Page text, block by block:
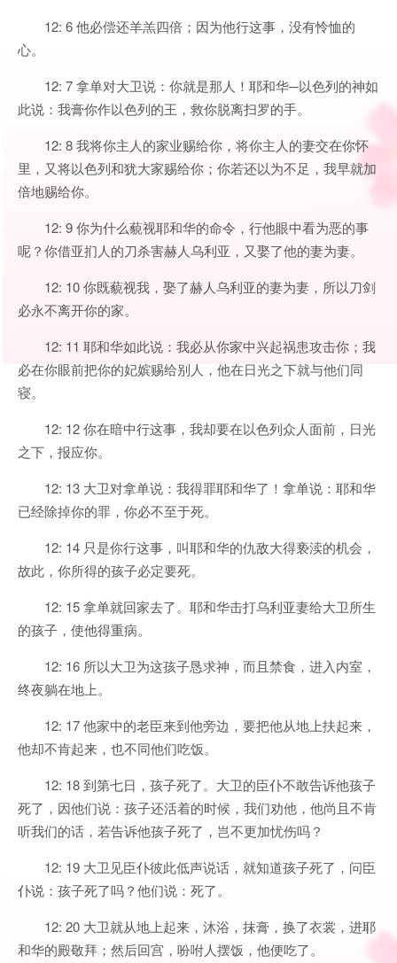
12: 6 他必偿还羊羔四倍；因为他行这事，没有怜恤的
心。
12: 7 拿单对大卫说：你就是那人！耶和华─以色列的神如
此说：我膏你作以色列的王，救你脱离扫罗的手。
12: 8 我将你主人的家业赐给你，将你主人的妻交在你怀
里，又将以色列和犹大家赐给你；你若还以为不足，我早就加
倍地赐给你。
12: 9 你为什么藐视耶和华的命令，行他眼中看为恶的事
呢？你借亚扪人的刀杀害赫人乌利亚，又娶了他的妻为妻。
12: 10 你既藐视我，娶了赫人乌利亚的妻为妻，所以刀剑
必永不离开你的家。
12: 11 耶和华如此说：我必从你家中兴起祸患攻击你；我
必在你眼前把你的妃嫔赐给别人，他在日光之下就与他们同
寝。
12: 12 你在暗中行这事，我却要在以色列众人面前，日光
之下，报应你。
12: 13 大卫对拿单说：我得罪耶和华了！拿单说：耶和华
已经除掉你的罪，你必不至于死。
12: 14 只是你行这事，叫耶和华的仇敌大得亵渎的机会，
故此，你所得的孩子必定要死。
12: 15 拿单就回家去了。耶和华击打乌利亚妻给大卫所生
的孩子，使他得重病。
12: 16 所以大卫为这孩子恳求神，而且禁食，进入内室，
终夜躺在地上。
12: 17 他家中的老臣来到他旁边，要把他从地上扶起来，
他却不肯起来，也不同他们吃饭。
12: 18 到第七日，孩子死了。大卫的臣仆不敢告诉他孩子
死了，因他们说：孩子还活着的时候，我们劝他，他尚且不肯
听我们的话，若告诉他孩子死了，岂不更加忧伤吗？
12: 19 大卫见臣仆彼此低声说话，就知道孩子死了，问臣
仆说：孩子死了吗？他们说：死了。
12: 20 大卫就从地上起来，沐浴，抹膏，换了衣裳，进耶
和华的殿敬拜；然后回宫，吩咐人摆饭，他便吃了。